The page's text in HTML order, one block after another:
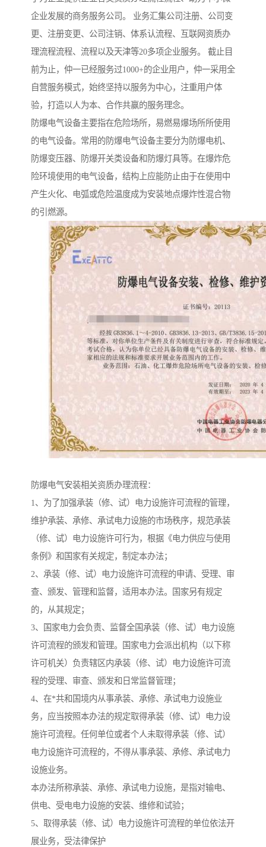
企业发展的商务服务公司。 业务汇集公司注册、公司变
更、注册变更、公司注销、体系认流程、互联网资质办
理流程流程、流程以及天津等20多项企业服务。 截止目
前为止，仲一已经服务过1000+的企业用户，仲一采用全
自营服务模式，始终坚持以服务为中心，注重用户体
验，打造以人为本、合作共赢的服务理念。
防爆电气设备主要指在危险场所，易燃易爆场所所使用
的电气设备。常用的防爆电气设备主要分为防爆电机、
防爆变压器、防爆开关类设备和防爆灯具等。在爆炸危
险环境使用的电气设备，结构上应能防止由于在使用中
产生火化、电弧或危险温度成为安装地点爆炸性混合物
的引燃源。
防爆电气安装相关资质办理流程：
1、为了加强承装（修、试）电力设施许可流程的管理，
维护承装、承修、承试电力设施的市场秩序，规范承装
（修、试）电力设施许可行为，根据《电力供应与使用
条例》和国家有关规定，制定本办法；
2、承装（修、试）电力设施许可流程的申请、受理、审
查、颁发、管理和监督，适用本办法。国家另有规定
的，从其规定；
3、国家电力会负责、监督全国承装（修、试）电力设施
许可流程的颁发和管理。国家电力会派出机构（以下称
许可机关）负责辖区内承装（修、试）电力设施许可流
程的受理、审查、颁发和日常监督管理；
4、在*共和国境内从事承装、承修、承试电力设施业
务，应当按照本办法的规定取得承装（修、试）电力设
施许可流程。任何单位或者个人未取得承装（修、试）
电力设施许可流程的，不得从事承装、承修、承试电力
设施业务。
本办法所称承装、承修、承试电力设施，是指对输电、
供电、受电电力设施的安装、维修和试验；
5、取得承装（修、试）电力设施许可流程的单位依法开
展业务，受法律保护